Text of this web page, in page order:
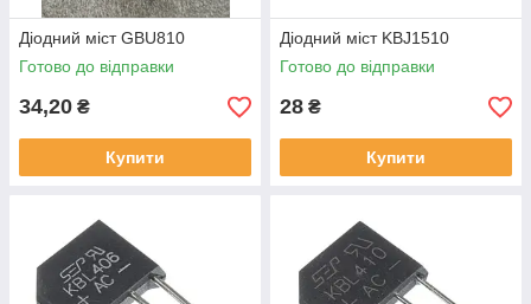
Діодний міст GBU810
Готово до відправки
34,20 ₴
Купити
Діодний міст KBJ1510
Готово до відправки
28 ₴
Купити